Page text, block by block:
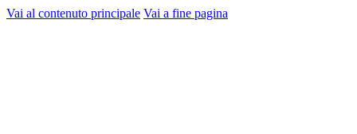
Vai al contenuto principale Vai a fine pagina